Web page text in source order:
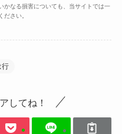
かなる損害についても、当サイトでは一
ださい。
行
してね！